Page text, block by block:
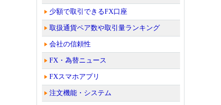
少額で取引できるFX口座
取扱通貨ペア数や取引量ランキング
会社の信頼性
FX・為替ニュース
FXスマホアプリ
注文機能・システム